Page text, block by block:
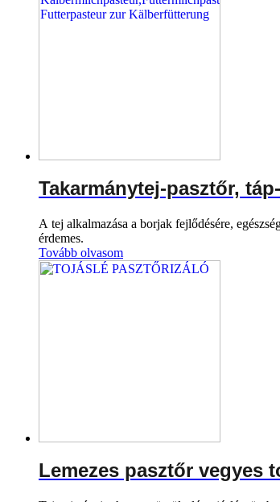
Takarmánytej-pasztőr,
A tej alkalmazása a borjak fejlődésére,
érdemes.
Tovább olvasom
Lemezes pasztőr vegyes